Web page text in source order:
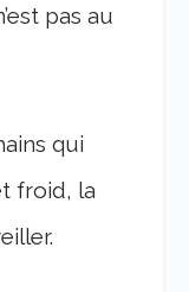
pas au
qui
froid, la